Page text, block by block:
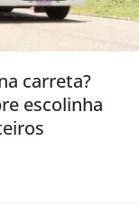
carreta?
escolinha